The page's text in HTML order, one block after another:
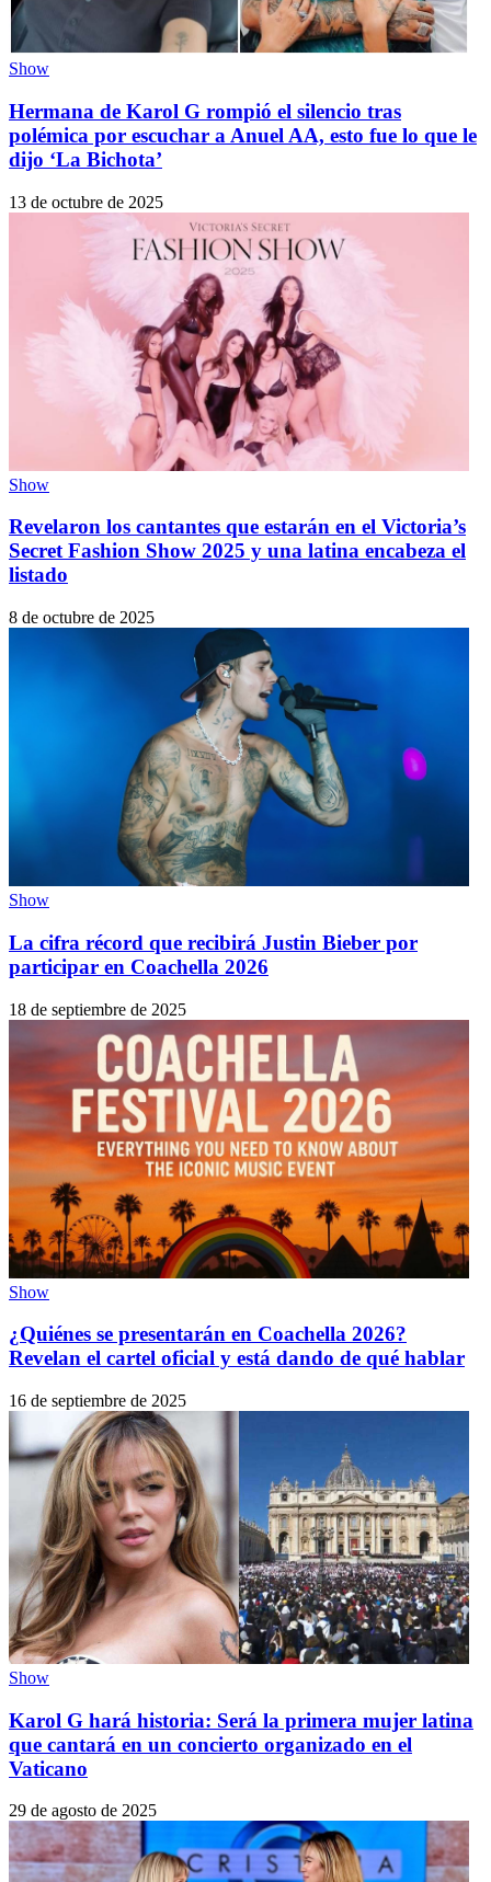
Show
Hermana de Karol G rompió el silencio tras
polémica por escuchar a Anuel AA, esto fue lo que le
dijo ‘La Bichota’
13 de octubre de 2025
Show
Revelaron los cantantes que estarán en el Victoria’s
Secret Fashion Show 2025 y una latina encabeza el
listado
8 de octubre de 2025
Show
La cifra récord que recibirá Justin Bieber por
participar en Coachella 2026
18 de septiembre de 2025
Show
¿Quiénes se presentarán en Coachella 2026?
Revelan el cartel oficial y está dando de qué hablar
16 de septiembre de 2025
Show
Karol G hará historia: Será la primera mujer latina
que cantará en un concierto organizado en el
Vaticano
29 de agosto de 2025